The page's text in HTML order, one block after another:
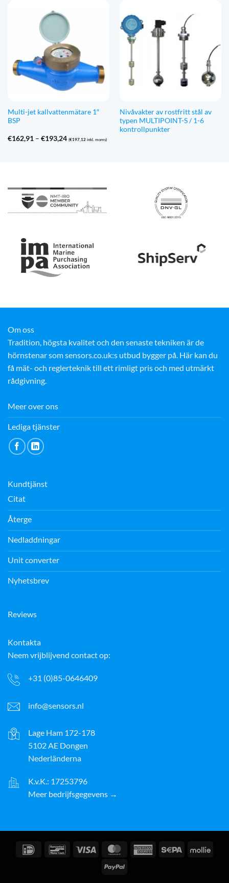
Multi-jet kallvattenmätare 1″
BSP
€162,91 – €193,24Prisintervall:
(€197,12inkl. moms)
Nivåvakter av rostfritt stål av
typen MULTIPOINT-S / 1-6
kontrollpunkter
Om oss
Tradition, högsta kvalitet och den senaste tekniken är de
hörnstenar som sensors.co.uk:s utbud bygger på. Här kan du
få mät- och reglerteknik till ett rimligt pris och med utmärkt
rådgivning.
Meer over ons
Lediga tjänster
Kundtjänst
Citat
Återge
Nedladdningar
Unit converter
Nyhetsbrev
Reviews
Kontakta
Neem vrijblijvend contact op:
+31 (0)85-0646409
info@sensors.nl
Lage Ham 172-178
5102 AE Dongen
Nederländerna
K.v.K.: 17253796
Meer bedrijfsgegevens →
IDeal BancontactVisum MasterCardAmerican Sepa
PayPal